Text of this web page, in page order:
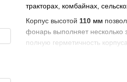
тракторах, комбайнах,
Корпус высотой 110 мм
фонарь выполняет
полную герметичность